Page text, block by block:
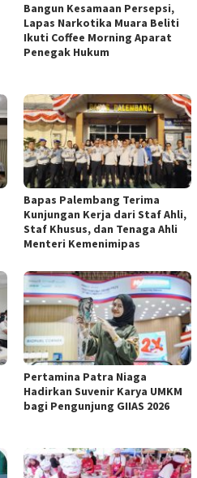
Bangun Kesamaan Persepsi,
Lapas Narkotika Muara Beliti
Ikuti Coffee Morning Aparat
Penegak Hukum
Bapas Palembang Terima
Kunjungan Kerja dari Staf Ahli,
Staf Khusus, dan Tenaga Ahli
Menteri Kemenimipas
Pertamina Patra Niaga
Hadirkan Suvenir Karya UMKM
bagi Pengunjung GIIAS 2026